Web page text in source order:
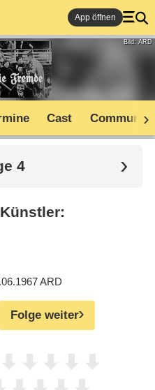
App öffnen
Bild: ARD
Cast Community
4
ARD
Folge weiter